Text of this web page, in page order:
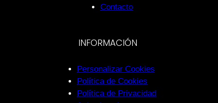
Contacto
INFORMACIÓN
Personalizar Cookies
Política de Cookies
Política de Privacidad